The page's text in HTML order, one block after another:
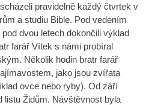
pravidelně každý čtvrtek v
a studiu Bible. Pod vedením
dvou letech dokončili výklad
farář Vítek s námi probíral
Několik hodin bratr farář
jako jsou zvířata
ovce nebo ryby). Od září
listu Židům. Návštěvnost byla